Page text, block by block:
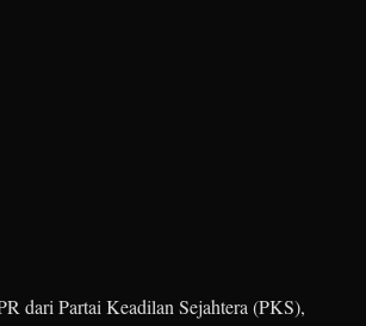
dari Partai Keadilan Sejahtera (PKS),